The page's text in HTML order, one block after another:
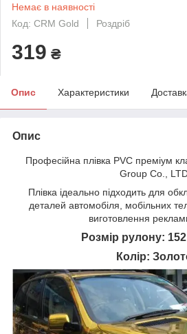
Немає в наявності
Код: CRM Gold
Роздріб
319 ₴
Опис Характеристики
Опис
Професійна плівка PVC преміум
Group Co.,
Плівка ідеально підходить для
деталей автомобіля, мобільних
виготовлення
Розмір рулону:
Колір: